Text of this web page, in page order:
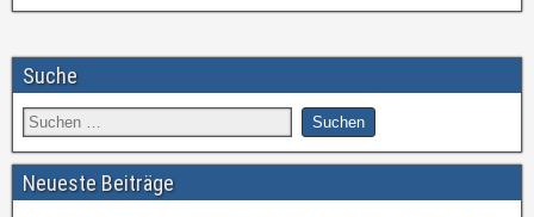
Suche
Neueste Beiträge